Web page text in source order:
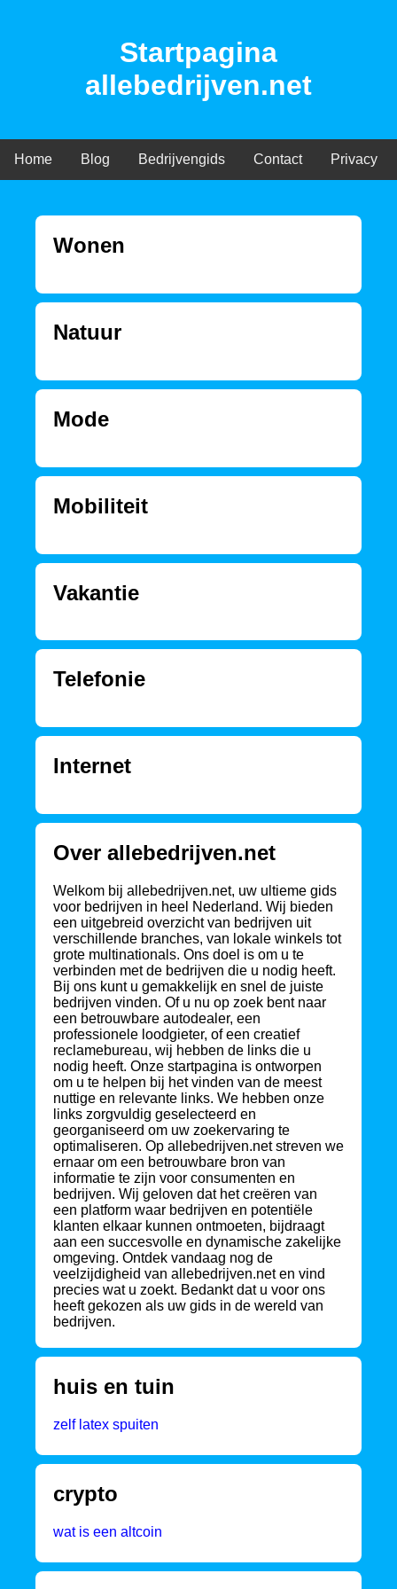
Startpagina
allebedrijven.net
Home Blog Bedrijvengids Contact Privacy
Wonen
Natuur
Mode
Mobiliteit
Vakantie
Telefonie
Internet
Over allebedrijven.net
Welkom bij allebedrijven.net, uw ultieme gids
voor bedrijven in heel Nederland. Wij bieden
een uitgebreid overzicht van bedrijven uit
verschillende branches, van lokale winkels tot
grote multinationals. Ons doel is om u te
verbinden met de bedrijven die u nodig heeft.
Bij ons kunt u gemakkelijk en snel de juiste
bedrijven vinden. Of u nu op zoek bent naar
een betrouwbare autodealer, een
professionele loodgieter, of een creatief
reclamebureau, wij hebben de links die u
nodig heeft. Onze startpagina is ontworpen
om u te helpen bij het vinden van de meest
nuttige en relevante links. We hebben onze
links zorgvuldig geselecteerd en
georganiseerd om uw zoekervaring te
optimaliseren. Op allebedrijven.net streven we
ernaar om een betrouwbare bron van
informatie te zijn voor consumenten en
bedrijven. Wij geloven dat het creëren van
een platform waar bedrijven en potentiële
klanten elkaar kunnen ontmoeten, bijdraagt
aan een succesvolle en dynamische zakelijke
omgeving. Ontdek vandaag nog de
veelzijdigheid van allebedrijven.net en vind
precies wat u zoekt. Bedankt dat u voor ons
heeft gekozen als uw gids in de wereld van
bedrijven.
huis en tuin
zelf latex spuiten
crypto
wat is een altcoin